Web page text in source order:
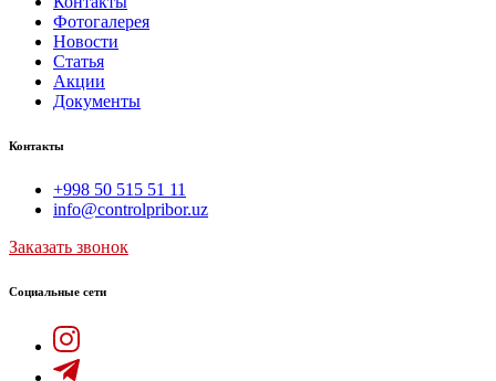
Фотогалерея
Новости
Статья
Акции
Документы
Контакты
+998 50 515 51 11
info@controlpribor.uz
Заказать звонок
Социальные сети